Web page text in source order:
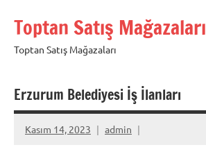
Toptan Satış Mağazaları
Toptan Satış Mağazaları
Erzurum Belediyesi İş İlanları
Kasım 14, 2023 admin